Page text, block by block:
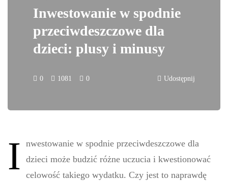
Inwestowanie w spodnie
przeciwdeszczowe dla
dzieci: plusy i minusy
0 1081 0 Udostępnij
I nwestowanie w spodnie przeciwdeszczowe dla
dzieci może budzić różne uczucia i kwestionować
celowość takiego wydatku. Czy jest to naprawdę